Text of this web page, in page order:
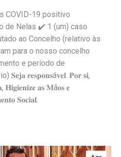
COVID-19 positivo
de Nelas ✔️ 1 (um) caso
ao Concelho (relativo às
para o nosso concelho
e período de
𝐫𝐞𝐬𝐩𝐨𝐧𝐬á𝐯𝐞𝐥. 𝐏𝐨𝐫 𝐬𝐢,
𝐇𝐢𝐠𝐢𝐞𝐧𝐢𝐳𝐞 𝐚𝐬 𝐌ã𝐨𝐬 𝐞
𝐒𝐨𝐜𝐢𝐚𝐥.